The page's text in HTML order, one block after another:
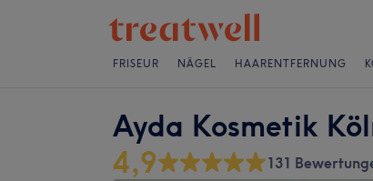
FRISEUR NÄGEL HAARENTFERNUNG
Ayda Kosmetik
4,9 131